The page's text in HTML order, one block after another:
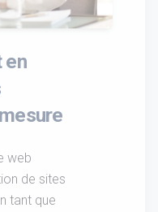
en
web
de sites
tant que